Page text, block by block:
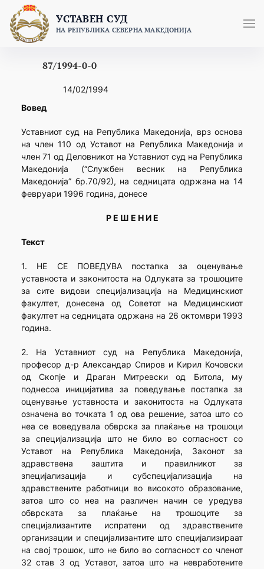
content
УСТАВЕН СУД
НА РЕПУБЛИКА СЕВЕРНА МАКЕДОНИЈА
87/1994-0-0
14/02/1994
Вовед
Уставниот суд на Република Македонија, врз основа
на член 110 од Уставот на Република Македонија и
член 71 од Деловникот на Уставниот суд на Република
Македонија (“Службен весник на Република
Македонија” бр.70/92), на седницата одржана на 14
февруари 1996 година, донесе
Р Е Ш Е Н И Е
Текст
1. НЕ СЕ ПОВЕДУВА постапка за оценување
уставноста и законитоста на Одлуката за трошоците
за сите видови специјализација на Медицинскиот
факултет, донесена од Советот на Медицинскиот
факултет на седницата одржана на 26 октомври 1993
година.
2. На Уставниот суд на Република Македонија,
професор д-р Александар Спиров и Кирил Кочовски
од Скопје и Драган Митревски од Битола, му
поднесоа иницијатива за поведување постапка за
оценување уставноста и законитоста на Одлуката
означена во точката 1 од ова решение, затоа што со
неа се воведувала обврска за плаќање на трошоци
за специјализација што не било во согласност со
Уставот на Република Македонија, Законот за
здравствена заштита и правилникот за
зпецијализација и субспецијализација на
здравствените работници во високото образование,
затоа што со неа на различен начин се уредува
обврската за плаќање на трошоците за
специјализантите испратени од здравствените
организации и специјализантите што специјализираат
на свој трошок, што не било во согласност со членот
32 став 3 од Уставот, затоа што на невработените